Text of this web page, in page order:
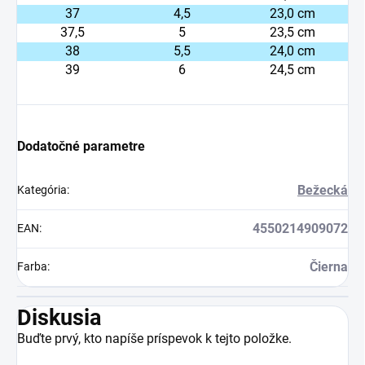
37
4,5
23,0 cm
37,5
5
23,5 cm
38
5,5
24,0 cm
39
6 24,5 cm
Dodatočné parametre
Kategória: Bežecká
EAN: 4550214909072
Farba: Čierna
Diskusia
Buďte prvý, kto napíše príspevok k tejto položke.